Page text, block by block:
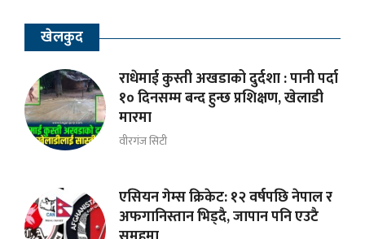
खेलकुद
राधेमाई कुस्ती अखडाको दुर्दशा : पानी पर्दा
१० दिनसम्म बन्द हुन्छ प्रशिक्षण, खेलाडी
मारमा
वीरगंज सिटी
एसियन गेम्स क्रिकेट: १२ वर्षपछि नेपाल र
अफगानिस्तान भिड्दै, जापान पनि एउटै